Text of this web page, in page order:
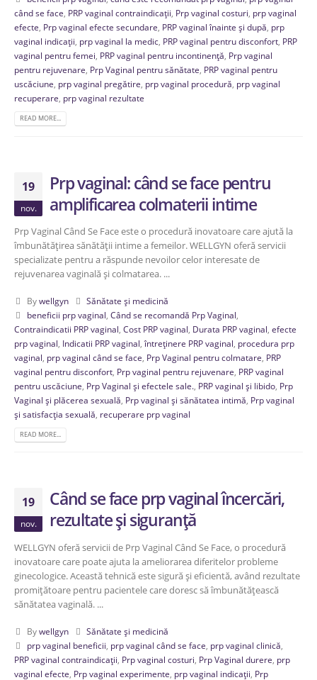
când se face PRP vaginal contraindicații Prp vaginal costuri prp vaginal
efecte Prp vaginal efecte secundare PRP vaginal înainte și după prp
vaginal indicații prp vaginal la medic PRP vaginal pentru disconfort PRP
vaginal pentru femei PRP vaginal pentru incontinență Prp vaginal
pentru rejuvenare Prp Vaginal pentru sănătate PRP vaginal pentru
uscăciune prp vaginal pregătire prp vaginal procedură prp vaginal
recuperare prp vaginal rezultate
READ MORE...
19
nov.
Prp vaginal: când se face pentru
amplificarea colmaterii intime
Prp Vaginal Când Se Face este o procedură inovatoare care ajută la
îmbunătățirea sănătății intime a femeilor. WELLGYN oferă servicii
specializate pentru a răspunde nevoilor celor interesate de
rejuvenarea vaginală și colmatarea. ...
Bywellgyn
Sănătate și medicină
beneficii prp vaginal Când se recomandă Prp Vaginal
Contraindicatii PRP vaginal Cost PRP vaginal Durata PRP vaginal efecte
prp vaginal Indicatii PRP vaginal ,întreținere PRP vaginal procedura prp
vaginal prp vaginal când se face Prp Vaginal pentru colmatare PRP
vaginal pentru disconfort Prp vaginal pentru rejuvenare PRP vaginal
pentru uscăciune Prp Vaginal și efectele sale. PRP vaginal și libido Prp
Vaginal și plăcerea sexuală Prp vaginal și sănătatea intimă Prp vaginal
și satisfacția sexuală recuperare prp vaginal
READ MORE...
19
nov.
Când se face prp vaginal încercări,
rezultate și siguranță
WELLGYN oferă servicii de Prp Vaginal Când Se Face, o procedură
inovatoare care poate ajuta la ameliorarea diferitelor probleme
ginecologice. Această tehnică este sigură și eficientă, având rezultate
promițătoare pentru pacientele care doresc să îmbunătățească
sănătatea vaginală. ...
Bywellgyn
Sănătate și medicină
prp vaginal beneficii prp vaginal când se face prp vaginal clinică
PRP vaginal contraindicații Prp vaginal costuri Prp Vaginal durere prp
vaginal efecte Prp vaginal experimente prp vaginal indicații Prp